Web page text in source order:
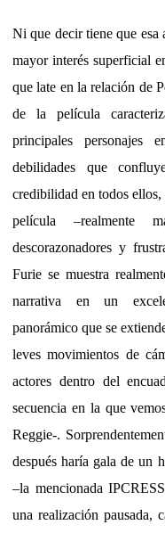
Ni que decir tiene que esa
mayor interés superficial
que late en la relación de
de la película
principales
debilidades que
credibilidad en todos
película –realmente
descorazonadores y
Furie se muestra
narrativa en un
panorámico que se
leves movimientos de
actores dentro del
secuencia en la que
Reggie-.
después haría gala de un
–la mencionada
una realización pausada,